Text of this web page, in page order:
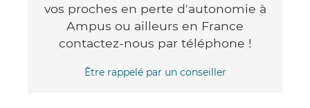
vos proches en perte d'autonomie à
Ampus ou ailleurs en France
contactez-nous par téléphone !
Être rappelé par un conseiller